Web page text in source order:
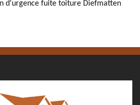
d'urgence fuite toiture Diefmatten